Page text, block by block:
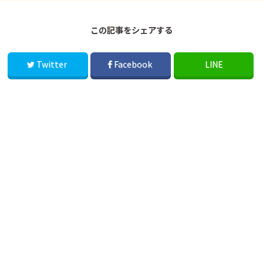
この記事をシェアする
Twitter Facebook LINE